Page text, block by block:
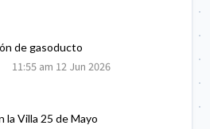
de gasoducto
11:55 am 12 Jun 2026
la Villa 25 de Mayo